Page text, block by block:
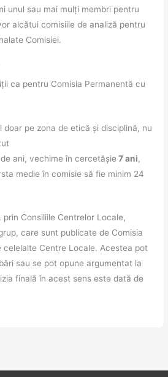
unul sau mai mulți membri pentru
alcătui comisiile de analiză pentru
Comisiei.
ca pentru Comisia Permanentă cu
doar pe zona de etică și disciplină, nu
ani, vechime în cercetășie 7 ani,
medie în comisie să fie minim 24
Consiliile Centrelor Locale,
care sunt publicate de Comisia
Centre Locale. Acestea pot
sau se pot opune argumentat la
finală în acest sens este dată de